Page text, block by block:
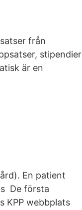
från
stipendier
är en
En patient
De första
KPP webbplats